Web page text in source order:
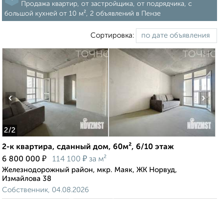
Продажа квартир, от застройщика, от подрядчика, c
большой кухней от 10 м², 2 объявлений в Пензе
Сортировка:
2/2
‹ ›
2-к квартира, сданный дом, 60м², 6/10 этаж
6 800 000 ₽ 114 100 ₽ за м²
Железнодорожный район, мкр. Маяк, ЖК Норвуд,
Измайлова 38
Собственник, 04.08.2026